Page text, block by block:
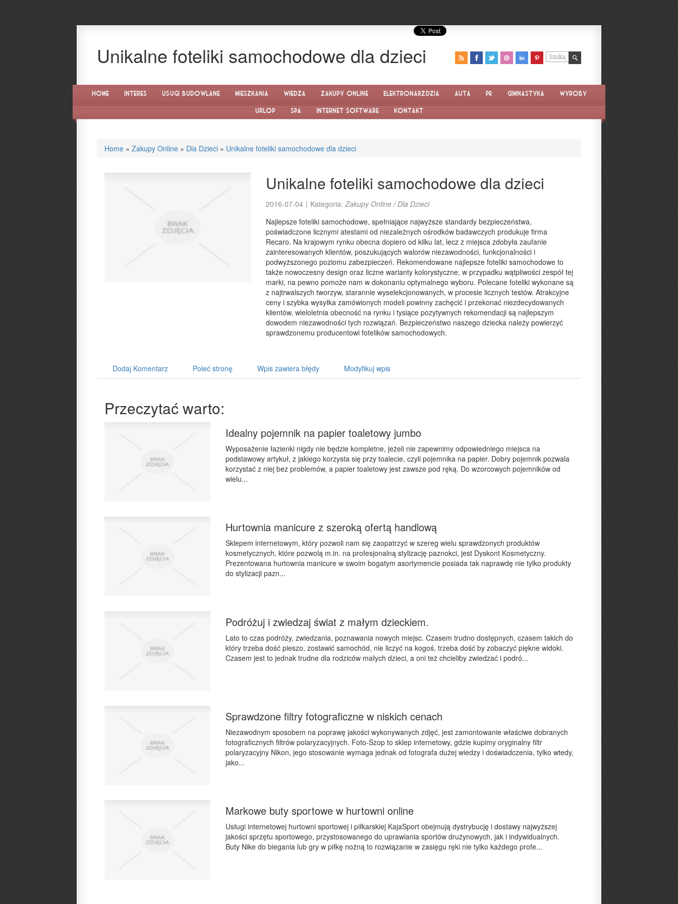
Unikalne foteliki samochodowe dla dzieci
Home Interes Usługi Budowlane Mieszkania Wiedza Zakupy Online Elektronarzędzia Auta PR Gimnastyka Wyroby
Urlop SPA Internet Software Kontakt
Home » Zakupy Online » Dla Dzieci » Unikalne foteliki samochodowe dla dzieci
Unikalne foteliki samochodowe dla dzieci
2016-07-04 | Kategoria:Zakupy Online / Dla Dzieci
Najlepsze foteliki samochodowe, spełniające najwyższe standardy bezpieczeństwa,
poświadczone licznymi atestami od niezależnych ośrodków badawczych produkuje firma
Recaro. Na krajowym rynku obecna dopiero od kilku lat, lecz z miejsca zdobyła zaufanie
zainteresowanych klientów, poszukujących walorów niezawodności, funkcjonalności i
podwyższonego poziomu zabezpieczeń. Rekomendowane najlepsze foteliki samochodowe to
także nowoczesny design oraz liczne warianty kolorystyczne, w przypadku wątpliwości zespół tej
marki, na pewno pomoże nam w dokonaniu optymalnego wyboru. Polecane foteliki wykonane są
z najtrwalszych tworzyw, starannie wyselekcjonowanych, w procesie licznych testów. Atrakcyjne
ceny i szybka wysyłka zamówionych modeli powinny zachęcić i przekonać niezdecydowanych
klientów, wieloletnia obecność na rynku i tysiące pozytywnych rekomendacji są najlepszym
dowodem niezawodności tych rozwiązań. Bezpieczeństwo naszego dziecka należy powierzyć
sprawdzonemu producentowi fotelików samochodowych.
Dodaj Komentarz Poleć stronę Wpis zawiera błędy Modyfikuj wpis
Przeczytać warto:
Idealny pojemnik na papier toaletowy jumbo
Wyposażenie łazienki nigdy nie będzie kompletne, jeżeli nie zapewnimy odpowiedniego miejsca na
podstawowy artykuł, z jakiego korzysta się przy toalecie, czyli pojemnika na papier. Dobry pojemnik pozwala
korzystać z niej bez problemów, a papier toaletowy jest zawsze pod ręką. Do wzorcowych pojemników od
wielu...
Hurtownia manicure z szeroką ofertą handlową
Sklepem internetowym, który pozwoli nam się zaopatrzyć w szereg wielu sprawdzonych produktów
kosmetycznych, które pozwolą m.in. na profesjonalną stylizację paznokci, jest Dyskont Kosmetyczny.
Prezentowana hurtownia manicure w swoim bogatym asortymencie posiada tak naprawdę nie tylko produkty
do stylizacji pazn...
Podróżuj i zwiedzaj świat z małym dzieckiem.
Lato to czas podróży, zwiedzania, poznawania nowych miejsc. Czasem trudno dostępnych, czasem takich do
który trzeba dość pieszo, zostawić samochód, nie liczyć na kogoś, trzeba dość by zobaczyć piękne widoki.
Czasem jest to jednak trudne dla rodziców małych dzieci, a oni też chcieliby zwiedzać i podró...
Sprawdzone filtry fotograficzne w niskich cenach
Niezawodnym sposobem na poprawę jakości wykonywanych zdjęć, jest zamontowanie właściwe dobranych
fotograficznych filtrów polaryzacyjnych. Foto-Szop to sklep internetowy, gdzie kupimy oryginalny filtr
polaryzacyjny Nikon, jego stosowanie wymaga jednak od fotografa dużej wiedzy i doświadczenia, tylko wtedy,
jako...
Markowe buty sportowe w hurtowni online
Usługi internetowej hurtowni sportowej i piłkarskiej KajaSport obejmują dystrybucję i dostawy najwyższej
jakości sprzętu sportowego, przystosowanego do uprawiania sportów drużynowych, jak i indywidualnych.
Buty Nike do biegania lub gry w piłkę nożną to rozwiązanie w zasięgu ręki nie tylko każdego profe...